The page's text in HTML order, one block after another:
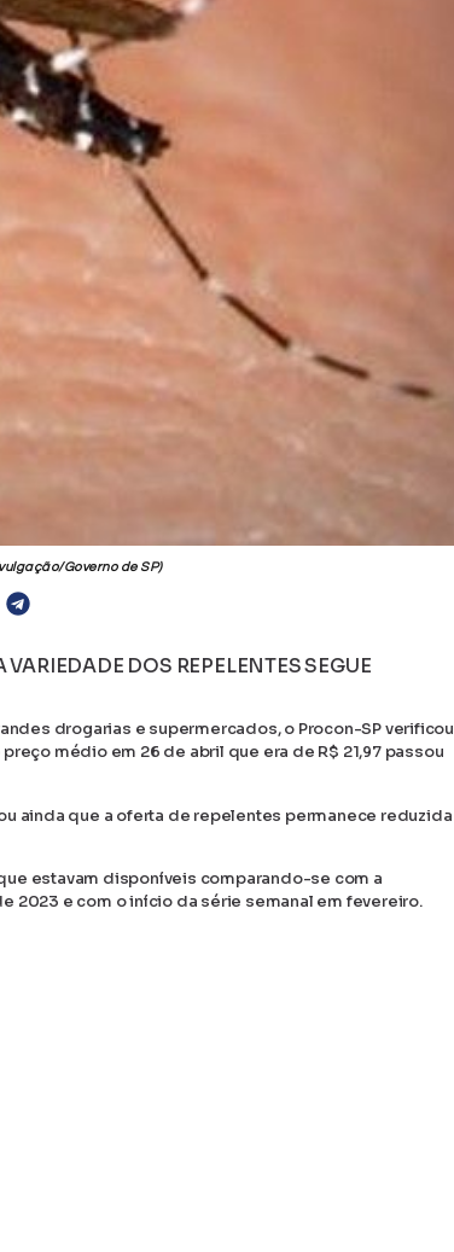
Governo de SP)
DOS REPELENTES SEGUE
drogarias e supermercados, o Procon-SP verificou
médio em 26 de abril que era de R$ 21,97 passou
ainda que a oferta de repelentes permanece reduzida
estavam disponíveis comparando-se com a
2023 e com o início da série semanal em fevereiro.